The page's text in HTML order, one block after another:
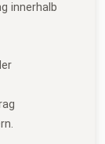
innerhalb